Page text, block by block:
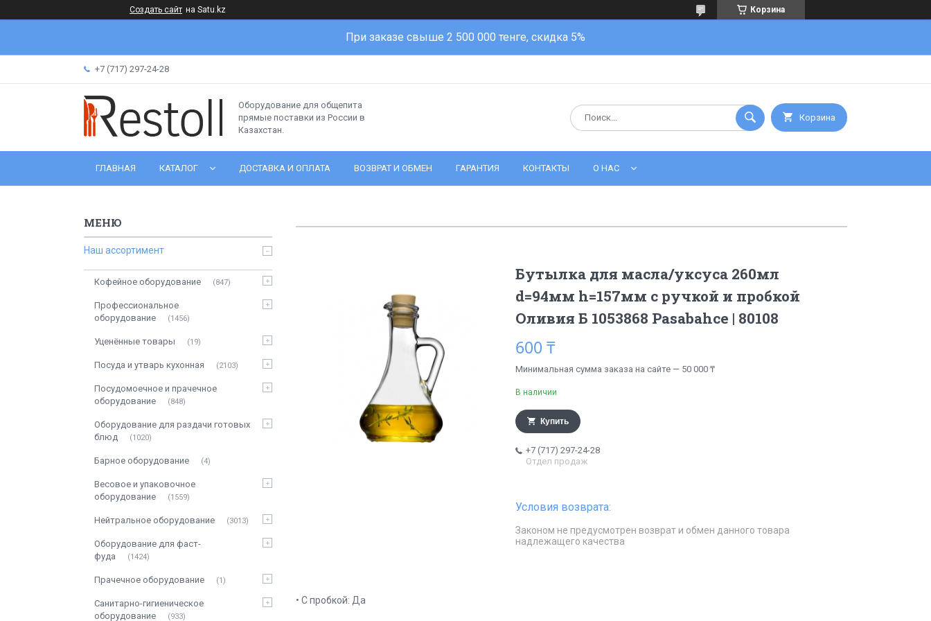
Создать сайт на Satu.kz Корзина
При заказе свыше 2 500 000 тенге, скидка 5%
+7 (717) 297-24-28
Оборудование для общепита
прямые поставки из России в
Казахстан.
Корзина
ГЛАВНАЯ КАТАЛОГ ДОСТАВКА И ОПЛАТА ВОЗВРАТ И ОБМЕН ГАРАНТИЯ КОНТАКТЫ О НАС
Бутылка для масла/уксуса 260мл
d=94мм h=157мм с ручкой и пробкой
Оливия Б 1053868 Pasabahce | 80108
600 ₸
Минимальная сумма заказа на сайте — 50 000 ₸
В наличии
Купить
+7 (717) 297-24-28
Отдел продаж
Законом не предусмотрен возврат и обмен данного товара
надлежащего качества
• С пробкой: Да
Наш ассортимент
Кофейное оборудование 847
Профессиональное
оборудование
1456
Уценённые товары 19
Посуда и утварь кухонная 2103
Посудомоечное и прачечное
оборудование
848
Оборудование для раздачи готовых
блюд
1020
Барное оборудование 4
Весовое и упаковочное
оборудование
1559
Нейтральное оборудование 3013
Оборудование для фаст-
фуда
1424
Прачечное оборудование 1
Санитарно-гигиеническое
оборудование
933